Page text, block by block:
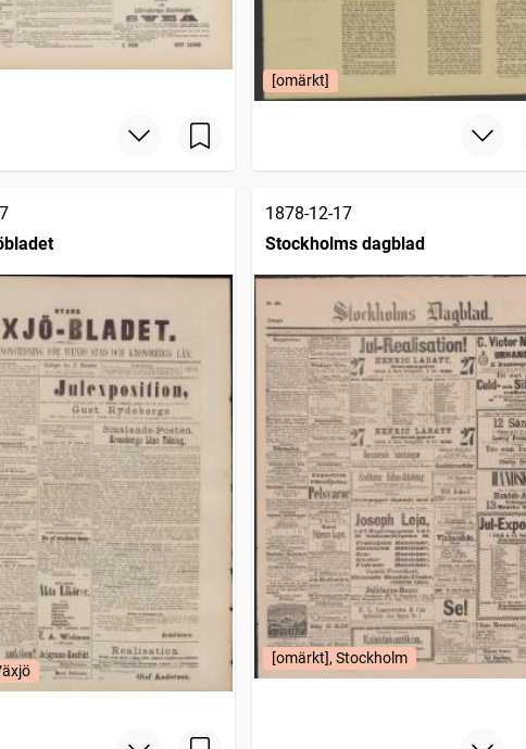
[omärkt]
1878-12-17
Stockholms dagblad
[omärkt], Stockholm